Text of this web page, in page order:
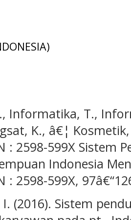
Informatika, T.,
K., â€¦
: 2598-599X Sistem
Indonesia
: 2598-599X,
I. (2016). Sistem